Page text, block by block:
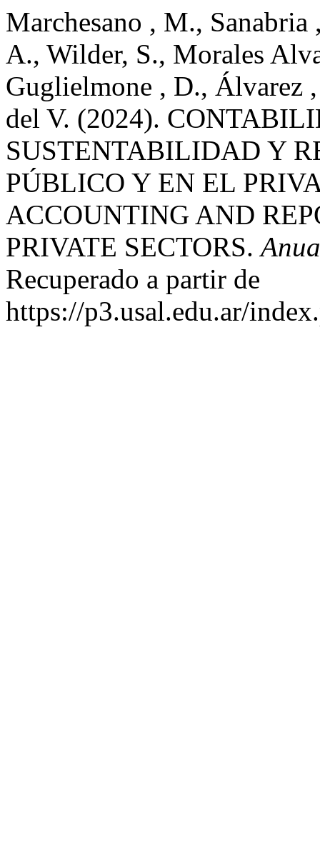
Marchesano , M.,
A., Wilder, S., Morales
Guglielmone , D., Álvarez
del V. (2024).
SUSTENTABILIDAD Y
PÚBLICO Y EN EL
ACCOUNTING AND
PRIVATE SECTORS.
Recuperado a partir de
https://p3.usal.edu.ar/